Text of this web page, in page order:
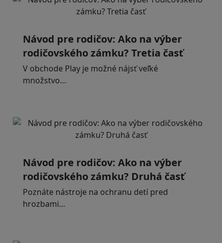
Návod pre rodičov: Ako na výber
rodičovského zámku? Tretia časť
V obchode Play je možné nájsť veľké
množstvo…
Návod pre rodičov: Ako na výber
rodičovského zámku? Druhá časť
Poznáte nástroje na ochranu detí pred
hrozbami…